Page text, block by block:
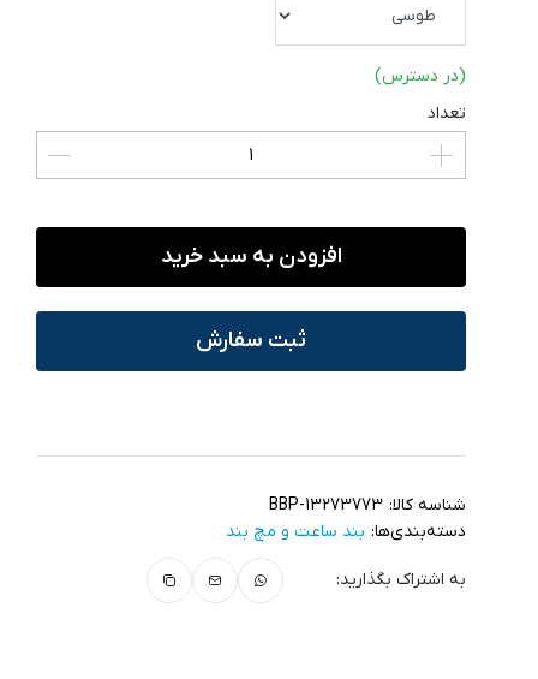
(در دسترس)
تعداد
افزودن به سبد خرید
ثبت سفارش
شناسه کالا: BBP-13273773
دسته‌بندی‌ها: بند ساعت و مچ‌ بند
به اشتراک بگذارید: